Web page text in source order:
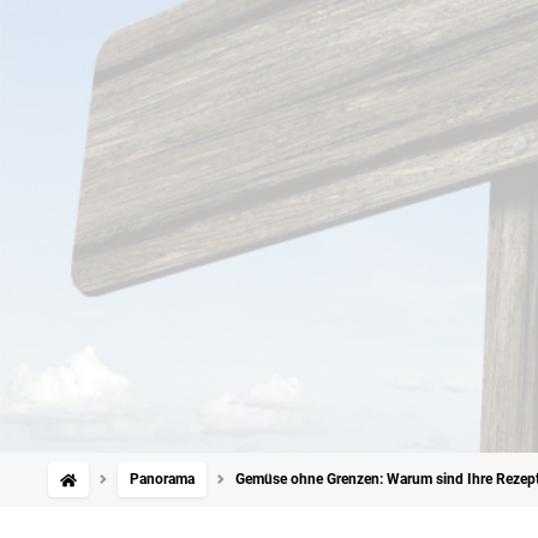
Panorama Gemüse ohne Grenzen: Warum sind Ihre